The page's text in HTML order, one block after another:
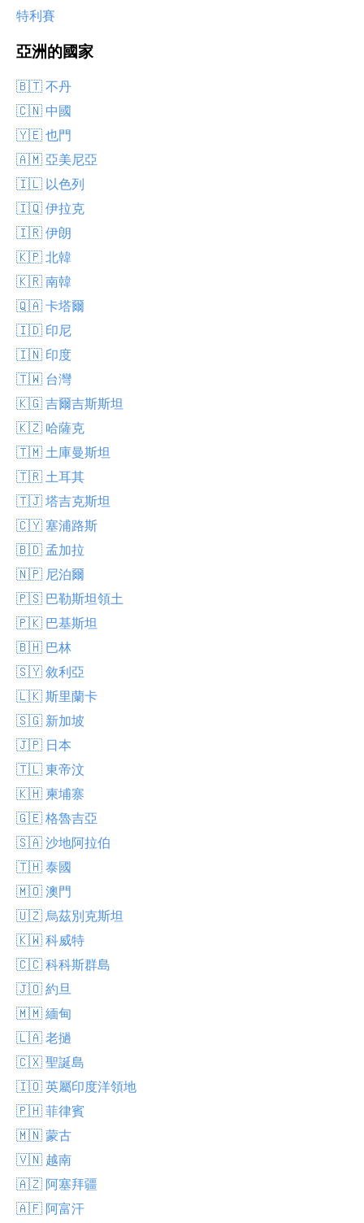
特利賽
亞洲的國家
🇧🇹 不丹
🇨🇳 中國
🇾🇪 也門
🇦🇲 亞美尼亞
🇮🇱 以色列
🇮🇶 伊拉克
🇮🇷 伊朗
🇰🇵 北韓
🇰🇷 南韓
🇶🇦 卡塔爾
🇮🇩 印尼
🇮🇳 印度
🇹🇼 台灣
🇰🇬 吉爾吉斯斯坦
🇰🇿 哈薩克
🇹🇲 土庫曼斯坦
🇹🇷 土耳其
🇹🇯 塔吉克斯坦
🇨🇾 塞浦路斯
🇧🇩 孟加拉
🇳🇵 尼泊爾
🇵🇸 巴勒斯坦領土
🇵🇰 巴基斯坦
🇧🇭 巴林
🇸🇾 敘利亞
🇱🇰 斯里蘭卡
🇸🇬 新加坡
🇯🇵 日本
🇹🇱 東帝汶
🇰🇭 柬埔寨
🇬🇪 格魯吉亞
🇸🇦 沙地阿拉伯
🇹🇭 泰國
🇲🇴 澳門
🇺🇿 烏茲別克斯坦
🇰🇼 科威特
🇨🇨 科科斯群島
🇯🇴 約旦
🇲🇲 緬甸
🇱🇦 老撾
🇨🇽 聖誕島
🇮🇴 英屬印度洋領地
🇵🇭 菲律賓
🇲🇳 蒙古
🇻🇳 越南
🇦🇿 阿塞拜疆
🇦🇫 阿富汗